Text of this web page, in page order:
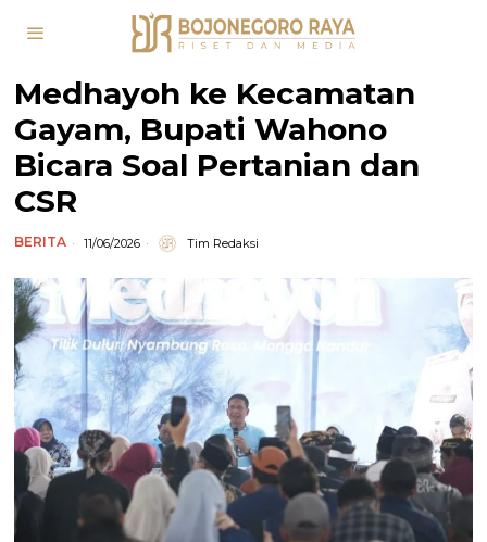
Medhayoh ke Kecamatan
Gayam, Bupati Wahono
Bicara Soal Pertanian dan
CSR
BERITA 11/06/2026 Tim Redaksi